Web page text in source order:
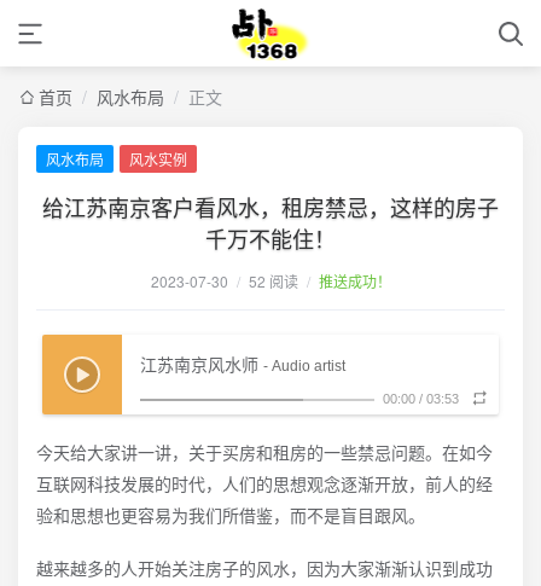
首页 / 风水布局 / 正文
风水布局 风水实例
给江苏南京客户看风水，租房禁忌，这样的房子
千万不能住！
2023-07-30 / 52 阅读 / 推送成功！
江苏南京风水师 - Audio artist
00:00 / 03:53
今天给大家讲一讲，关于买房和租房的一些禁忌问题。在如今
互联网科技发展的时代，人们的思想观念逐渐开放，前人的经
验和思想也更容易为我们所借鉴，而不是盲目跟风。
越来越多的人开始关注房子的风水，因为大家渐渐认识到成功